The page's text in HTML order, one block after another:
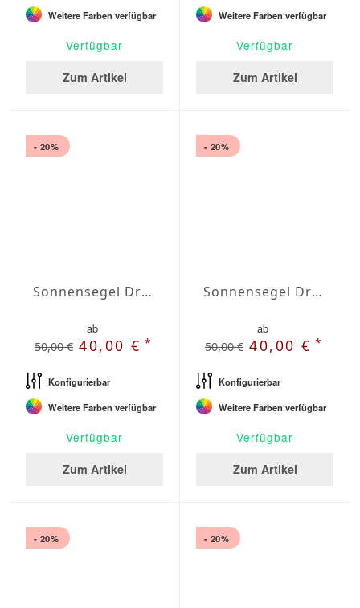
Weitere Farben verfügbar
Verfügbar
Zum Artikel
Weitere Farben verfügbar
Verfügbar
Zum Artikel
- 20%
Sonnensegel Dreieck rechtwinklig Wasserabweisend Agora 6 x 6 x 8,5m
ab
50,00 € 40,00 €*
Konfigurierbar
Weitere Farben verfügbar
Verfügbar
Zum Artikel
- 20%
Sonnensegel Dreieck rechtwinklig Wasserabweisend Olefin 3 x 3 x 4,3m
ab
50,00 € 40,00 €*
Konfigurierbar
Weitere Farben verfügbar
Verfügbar
Zum Artikel
- 20% - 20%